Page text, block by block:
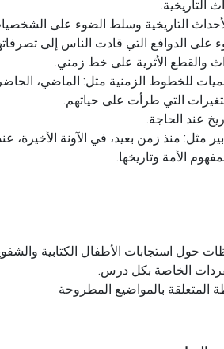
التاريخية.
التاريخية وسلط الضوء على
على الدوافع التي قادت الناس إلى
والقطع الأثرية على خط زمني.
للخطوط الزمنية مثل: الماضي،
التي طرأت على حياتهم.
عند الحاجة.
مثل: منذ زمن بعيد، في الآونة
الأمة وتاريخها.
حول استجابات الأطفال الكتابية
الخاصة بكل درس.
المتعلقة بالمواضيع المطروحة